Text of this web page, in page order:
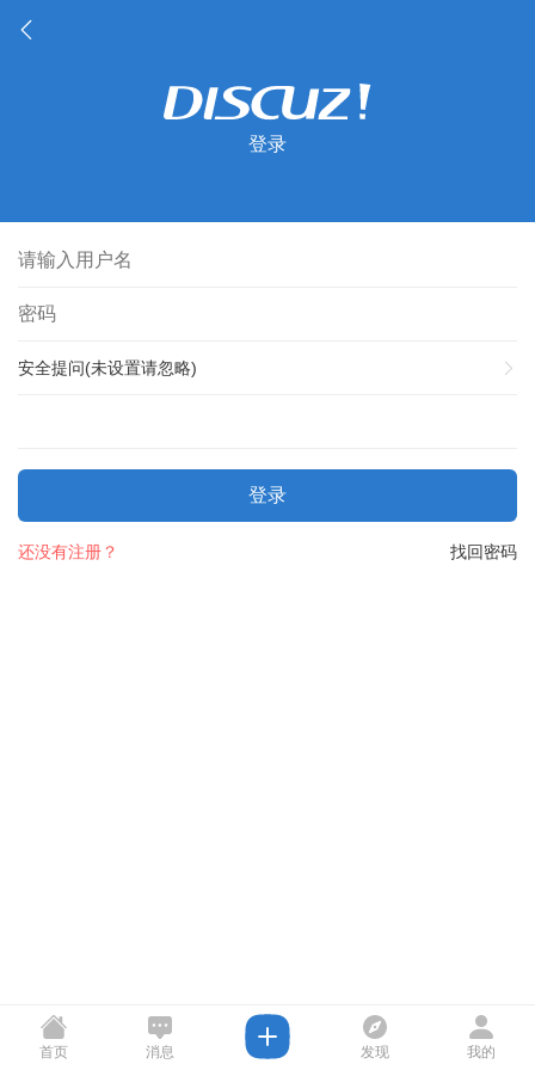
登录
安全提问(未设置请忽略)
登录
找回密码
还没有注册？
首页 消息 发现 我的